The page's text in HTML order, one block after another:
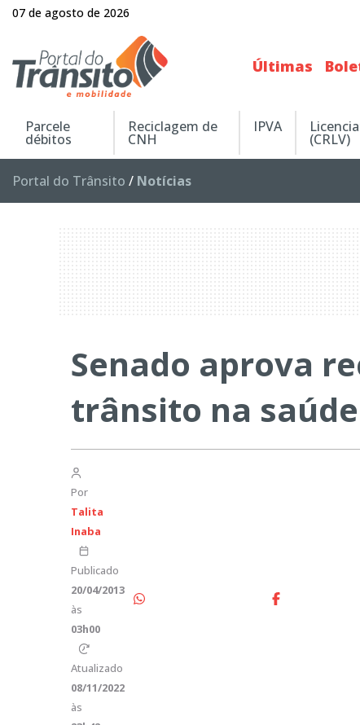
07 de agosto de 2026
Últimas
Parcele
débitos
Reciclagem de
CNH
IPVA
(CRLV)
Portal do Trânsito / Notícias
Senado aprova
trânsito na saúde
Por
Talita
Inaba
Publicado
20/04/2013
às
03h00
Atualizado
08/11/2022
às